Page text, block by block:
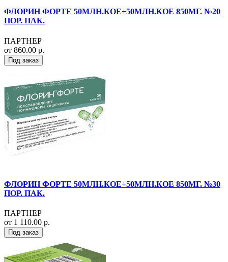
ФЛОРИН ФОРТЕ 50МЛН.КОЕ+50МЛН.КОЕ 850МГ. №20
ПОР. ПАК.
ПАРТНЕР
от 860.00 р.
Под заказ
ФЛОРИН ФОРТЕ 50МЛН.КОЕ+50МЛН.КОЕ 850МГ. №30
ПОР. ПАК.
ПАРТНЕР
от 1 110.00 р.
Под заказ